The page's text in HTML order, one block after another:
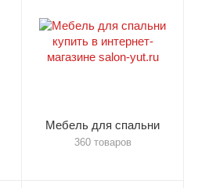
Мебель для спальни
360 товаров